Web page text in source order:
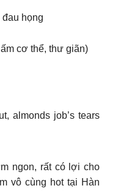
họng
cơ thể, thư giãn)
almonds job’s tears
ngon, rất có lợi cho
vô cùng hot tại Hàn